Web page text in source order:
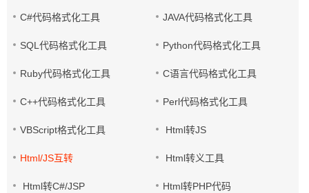
C#代码格式化工具 JAVA代码格式化工具
SQL代码格式化工具 Python代码格式化工具
Ruby代码格式化工具 C语言代码格式化工具
C++代码格式化工具 Perl代码格式化工具
VBScript格式化工具 Html转JS
Html/JS互转 Html转义工具
Html转C#/JSP Html转PHP代码